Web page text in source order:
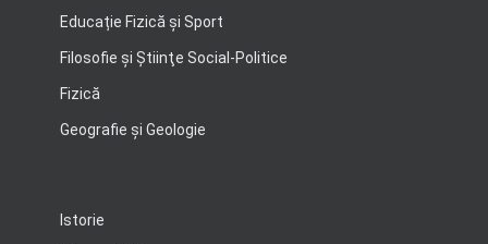
Educație Fizică și Sport
Filosofie şi Ştiinţe Social-Politice
Fizică
Geografie şi Geologie
Istorie